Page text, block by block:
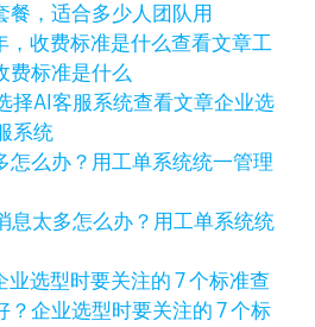
餐，适合多少人团队用
查看文章工
费标准是什么
查看文章企业选
系统
息太多怎么办？用工单系统统
查
？企业选型时要关注的 7 个标